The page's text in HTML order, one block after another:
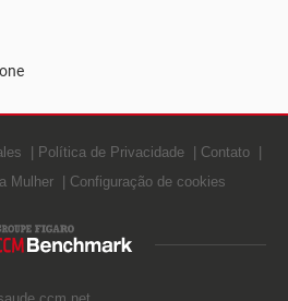
Política de Privacidade
Contato
Mulher Configuração de cookies